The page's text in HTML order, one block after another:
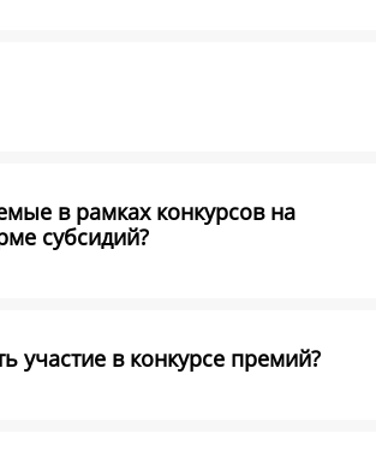
в рамках конкурсов на
субсидий?
участие в конкурсе премий?